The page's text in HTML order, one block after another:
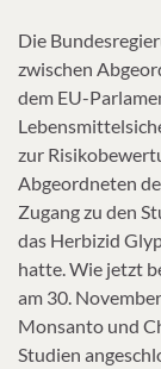
Die
zwischen
dem EU-
zur
Abgeordneten
Zugang zu den
das Herbizid
hatte. Wie jetzt
am 30.
Monsanto und
Studien